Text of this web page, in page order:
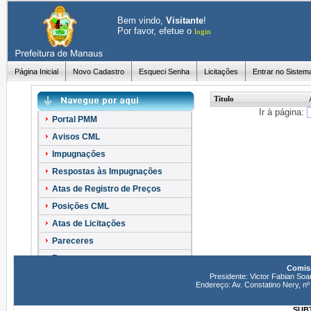
Bem vindo, Visitante!
Por favor, efetue o login
Página Inicial Novo Cadastro Esqueci Senha Licitações Entrar no
Portal PMM
Avisos CML
Impugnações
Respostas às Impugnações
Atas de Registro de Preços
Posições CML
Atas de Licitações
Pareceres
Recursos
Título
Ir à página:
Presidente: Victor Fabian
Endereço: Av. Constatino Nery,